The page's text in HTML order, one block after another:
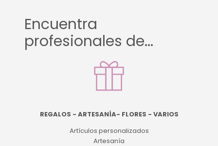
Encuentra
profesionales de...
REGALOS - ARTESANÍA- FLORES - VARIOS
Artículos personalizados
Artesanía